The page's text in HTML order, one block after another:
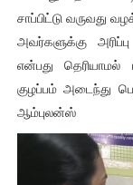
சாப்பிட்டு வருவது
அவர்களுக்கு
என்பது
குழப்பம் அடைந்து
ஆம்புலன்ஸ்